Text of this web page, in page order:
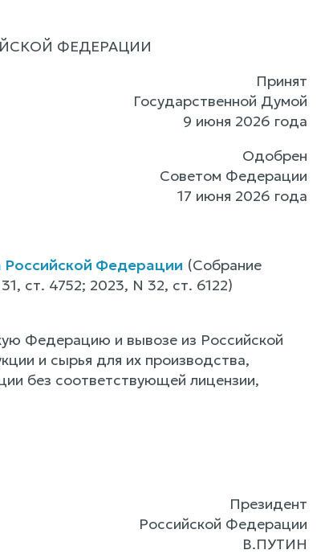
ФЕДЕРАЦИИ
Принят
Государственной Думой
9 июня 2026 года
Одобрен
Советом Федерации
17 июня 2026 года
Российской Федерации (Собрание
ст. 4752; 2023, N 32, ст. 6122)
Федерацию и вывозе из Российской
и сырья для их производства,
без соответствующей лицензии,
Президент
Российской Федерации
В.ПУТИН